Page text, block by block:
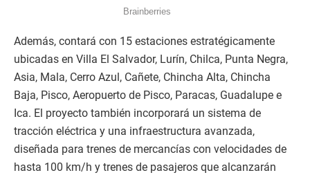
Además, contará con 15 estaciones estratégicamente
ubicadas en Villa El Salvador, Lurín, Chilca, Punta Negra,
Asia, Mala, Cerro Azul, Cañete, Chincha Alta, Chincha
Baja, Pisco, Aeropuerto de Pisco, Paracas, Guadalupe e
Ica. El proyecto también incorporará un sistema de
tracción eléctrica y una infraestructura avanzada,
diseñada para trenes de mercancías con velocidades de
hasta 100 km/h y trenes de pasajeros que alcanzarán